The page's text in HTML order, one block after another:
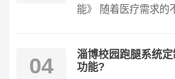
能》 随着医疗需求的
系列创新…
04
淄博校园跑腿系统
功能?